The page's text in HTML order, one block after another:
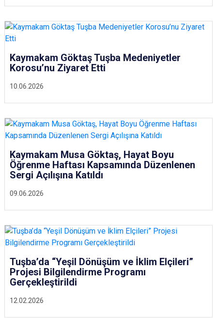
10.06.2026
Kaymakam Göktaş Tuşba Medeniyetler
Korosu’nu Ziyaret Etti
09.06.2026
Kaymakam Musa Göktaş, Hayat Boyu
Öğrenme Haftası Kapsamında Düzenlenen
Sergi Açılışına Katıldı
12.02.2026
Tuşba’da “Yeşil Dönüşüm ve İklim Elçileri”
Projesi Bilgilendirme Programı
Gerçekleştirildi